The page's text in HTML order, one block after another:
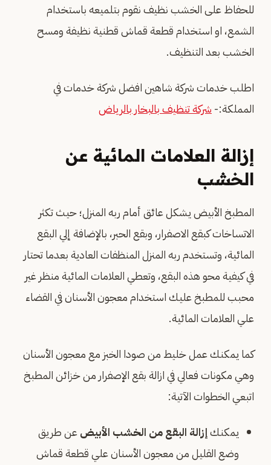
للحفاظ على الخشب نظيف نقوم بتلميعه باستخدام
الشمع، او استخدام قطعة قماش قطنية نظيفة ومسح
الخشب بعد التنظيف.
اطلب خدمات شركة شاهين افضل شركة خدمات في
المملكة:- شركة تنظيف بالبخار بالرياض
إزالة العلامات المائية عن
الخشب
المطبخ الأبيض يشكل عائق أمام ربه المنزل؛ حيث تكثر
الاتساخات كبقع الاصفرار، وبقع الحبر، بالإضافة إلي البقع
المائية، وتستخدم ربه المنزل المنظفات العادية بعدما تحتار
في كيفية محو هذه البقع، وتعطي العلامات المائية منظر غير
محبب للمطبخ عليك استخدام معجون الأسنان في القضاء
علي العلامات المائية.
كما يمكنك عمل خليط من صودا الخبز مع معجون الأسنان
وهي مكونات فعالي في ازالة بقع الإصفرار من خزائن المطبخ
اتبعي الخطوات الآتية:
يمكنكإزالة البقع من الخشب الأبيضعن طريق
وضع القليل من معجون الأسنان علي قطعة قماش